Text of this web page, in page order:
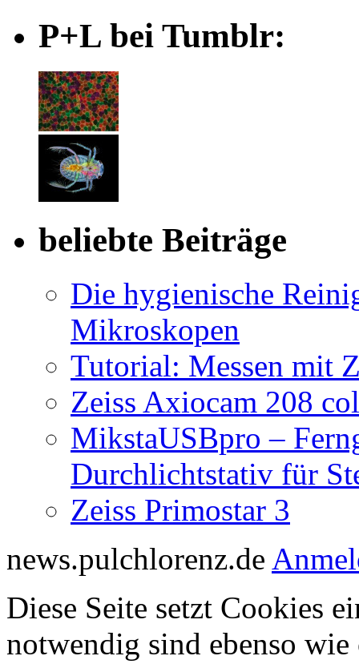
P+L bei Tumblr:
beliebte Beiträge
Die hygienische
Mikroskopen
Tutorial: Messen mit
Zeiss Axiocam 208
MikstaUSBpro –
Durchlichtstativ für
Zeiss Primostar 3
news.pulchlorenz.de
Diese Seite setzt Cookies
notwendig sind ebenso